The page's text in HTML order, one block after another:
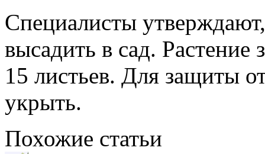
Специалисты
высадить в сад. Растение
15 листьев. Для защиты
укрыть.
Похожие статьи